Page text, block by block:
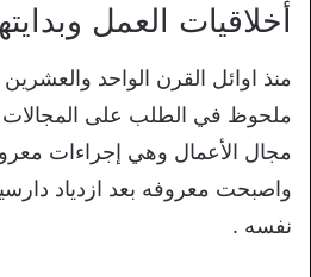
أخلاقيات العمل
منذ اوائل القرن الواحد
ملحوظ في الطلب على المجالات
مجال الأعمال وهي إجراءات
واصبحت معروفه بعد ازدياد
نفسه .